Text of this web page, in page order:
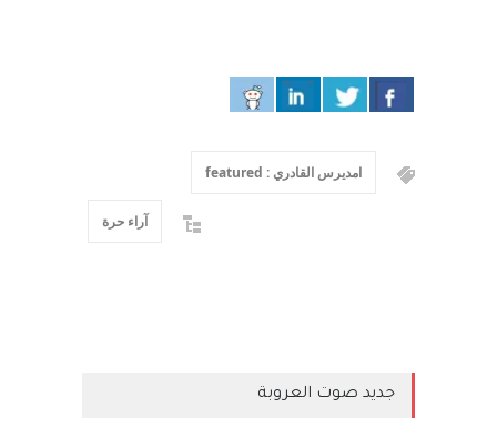
امديرس القادري : featured
آراء حرة
جديد صوت العروبة